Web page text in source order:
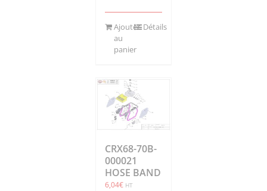
Ajouter
au
panier
Détails
CRX68-70B-
000021
HOSE BAND
6,04€ HT